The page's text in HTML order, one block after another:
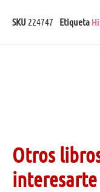
SKU 224747 Etiqueta
Otros
interesarte